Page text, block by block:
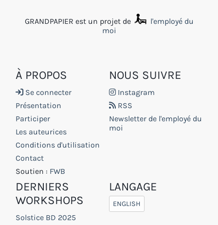
GRANDPAPIER est un projet de
l'employé du
moi
À PROPOS
Se connecter
Présentation
Participer
Les auteurices
Conditions d'utilisation
Contact
Soutien : FWB
NOUS SUIVRE
Instagram
RSS
Newsletter de l'employé du
moi
DERNIERS
WORKSHOPS
Solstice BD 2025
LANGAGE
ENGLISH